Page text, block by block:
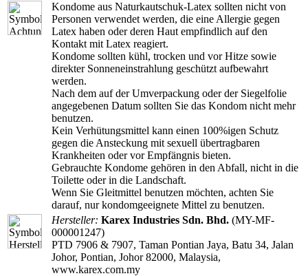
Kondome aus Naturkautschuk-Latex sollten nicht von
Personen verwendet werden, die eine Allergie gegen
Latex haben oder deren Haut empfindlich auf den
Kontakt mit Latex reagiert.
Kondome sollten kühl, trocken und vor Hitze sowie
direkter Sonneneinstrahlung geschützt aufbewahrt
werden.
Nach dem auf der Umverpackung oder der Siegelfolie
angegebenen Datum sollten Sie das Kondom nicht mehr
benutzen.
Kein Verhütungsmittel kann einen 100%igen Schutz
gegen die Ansteckung mit sexuell übertragbaren
Krankheiten oder vor Empfängnis bieten.
Gebrauchte Kondome gehören in den Abfall, nicht in die
Toilette oder in die Landschaft.
Wenn Sie Gleitmittel benutzen möchten, achten Sie
darauf, nur kondomgeeignete Mittel zu benutzen.
Hersteller: Karex Industries Sdn. Bhd. (MY-MF-
000001247)
PTD 7906 & 7907, Taman Pontian Jaya, Batu 34, Jalan
Johor, Pontian, Johor 82000, Malaysia,
www.karex.com.my